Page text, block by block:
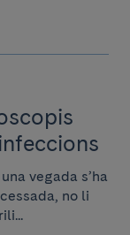
vegada s’ha
no li